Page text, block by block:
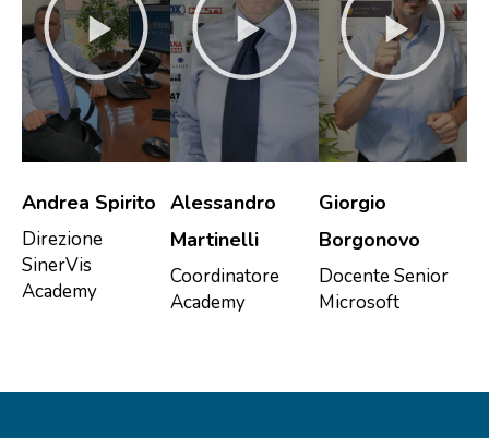
Andrea Spirito
Direzione
SinerVis
Academy
Alessandro
Martinelli
Coordinatore
Academy
Giorgio
Borgonovo
Docente Senior
Microsoft